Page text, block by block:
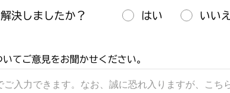
決しましたか？ はい いいえ
てご意見をお聞かせください。